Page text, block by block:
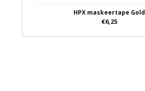
HPX maskeertape Gold
€6,25